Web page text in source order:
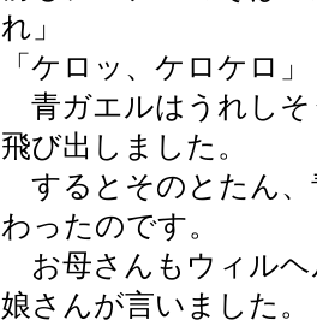
れ」
「ケロッ、ケロケロ」
青ガエルはうれしそ
飛び出しました。
するとそのとたん、
わったのです。
お母さんもウィルヘ
娘さんが言いました。